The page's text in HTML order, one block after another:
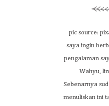
pic source:
saya ingin
pengalaman
Wahyu,
Sebenarnya
menuliskan ini